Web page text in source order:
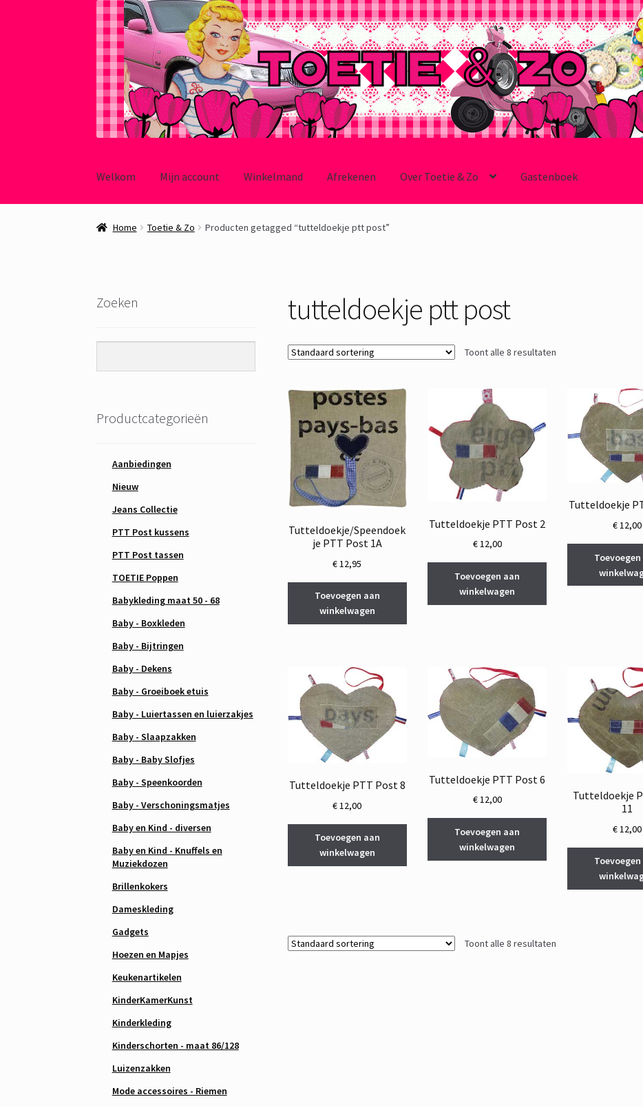
door
naar
Welkom Mijn account Winkelmand Afrekenen Over Toetie & Zo Gastenboek
Home Toetie & Zo Producten getagged “tutteldoekje ptt post”
tutteldoekje ptt post
Toont alle 8 resultaten
Tutteldoekje/Speendoek
je PTT Post 1A
€ 12,95
Toevoegen aan
winkelwagen
Tutteldoekje PTT Post 2
€12,00
Toevoegen aan
winkelwagen
Tutteldoekje
€12,00
Tutteldoekje PTT Post 8
€ 12,00
Toevoegen aan
winkelwagen
Tutteldoekje PTT Post 6
€12,00
Toevoegen aan
winkelwagen
Tutteldoekje
11
€12,00
Toont alle 8 resultaten
Zoeken
Productcategorieën
Aanbiedingen
Nieuw
Jeans Collectie
PTT Post kussens
PTT Post tassen
TOETIE Poppen
Babykleding maat 50 - 68
Baby - Boxkleden
Baby - Bijtringen
Baby - Dekens
Baby - Groeiboek etuis
Baby - Luiertassen en luierzakjes
Baby - Slaapzakken
Baby - Baby Slofjes
Baby - Speenkoorden
Baby - Verschoningsmatjes
Baby en Kind - diversen
Baby en Kind - Knuffels en
Muziekdozen
Brillenkokers
Dameskleding
Gadgets
Hoezen en Mapjes
Keukenartikelen
KinderKamerKunst
Kinderkleding
Kinderschorten - maat 86/128
Luizenzakken
Mode accessoires - Riemen